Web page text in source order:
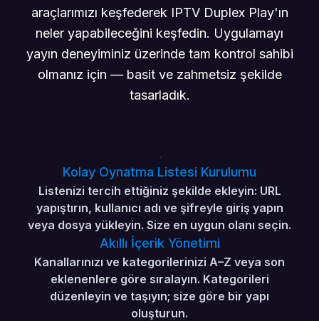
araçlarımızı keşfederek IPTV Duplex Play'ın
neler yapabileceğini keşfedin. Uygulamayı
yayın deneyiminiz üzerinde tam kontrol sahibi
olmanız için — basit ve zahmetsiz şekilde
tasarladık.
Kolay Oynatma Listesi Kurulumu
Listenizi tercih ettiğiniz şekilde ekleyin: URL
yapıştırın, kullanıcı adı ve şifreyle giriş yapın
veya dosya yükleyin. Size en uygun olanı seçin.
Akıllı İçerik Yönetimi
Kanallarınızı ve kategorilerinizi A–Z veya son
eklenenlere göre sıralayın. Kategorileri
düzenleyin ve taşıyın; size göre bir yapı
oluşturun.